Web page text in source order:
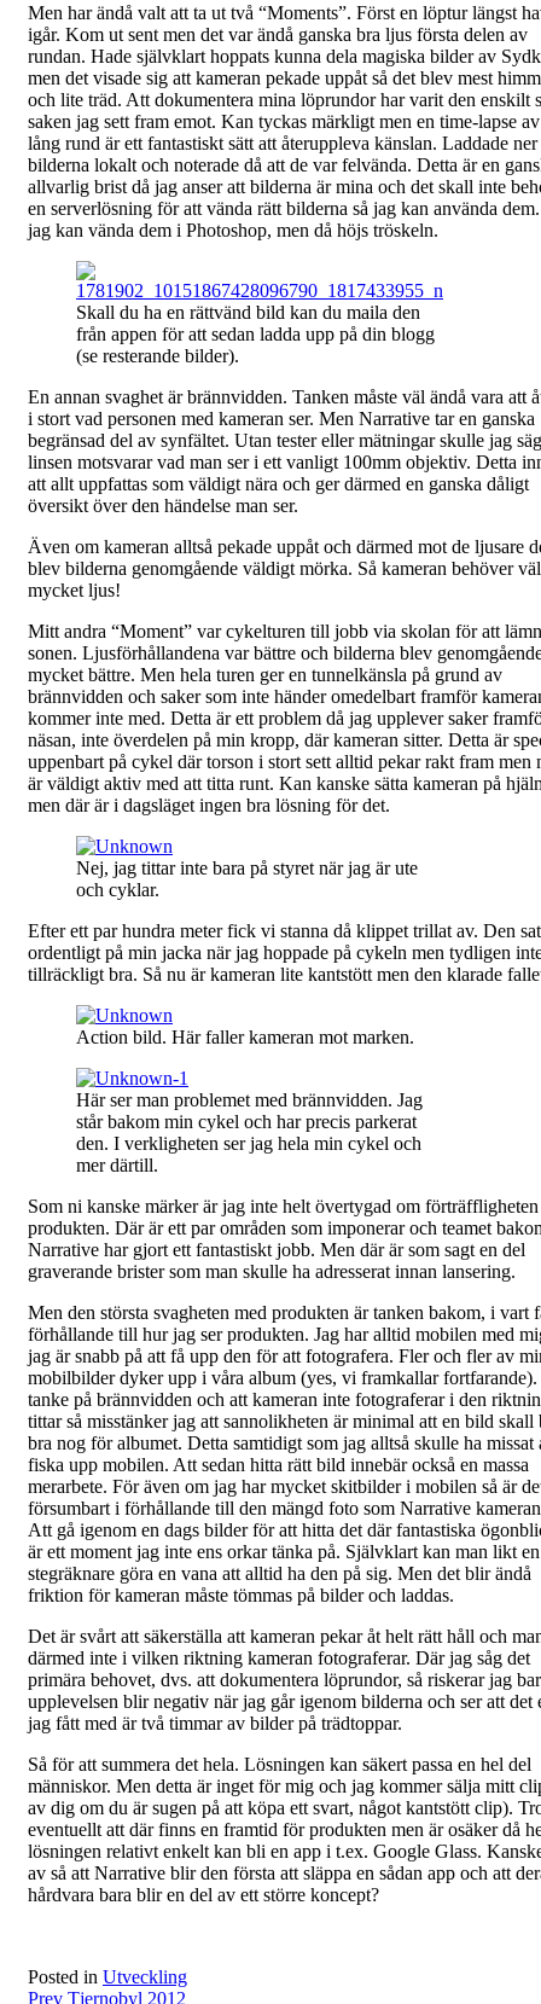
Men har ändå valt att ta ut två “Moments”. Först en löptur längst
igår. Kom ut sent men det var ändå ganska bra ljus första delen av
rundan. Hade självklart hoppats kunna dela magiska bilder av
men det visade sig att kameran pekade uppåt så det blev mest
och lite träd. Att dokumentera mina löprundor har varit den enskilt
saken jag sett fram emot. Kan tyckas märkligt men en time-lapse
lång rund är ett fantastiskt sätt att återuppleva känslan. Laddade ner
bilderna lokalt och noterade då att de var felvända. Detta är en
allvarlig brist då jag anser att bilderna är mina och det skall inte
en serverlösning för att vända rätt bilderna så jag kan använda
jag kan vända dem i Photoshop, men då höjs tröskeln.
Skall du ha en rättvänd bild kan du maila den
från appen för att sedan ladda upp på din blogg
(se resterande bilder).
En annan svaghet är brännvidden. Tanken måste väl ändå vara att
i stort vad personen med kameran ser. Men Narrative tar en ganska
begränsad del av synfältet. Utan tester eller mätningar skulle jag
linsen motsvarar vad man ser i ett vanligt 100mm objektiv. Detta
att allt uppfattas som väldigt nära och ger därmed en ganska dåligt
översikt över den händelse man ser.
Även om kameran alltså pekade uppåt och därmed mot de ljusare
blev bilderna genomgående väldigt mörka. Så kameran behöver
mycket ljus!
Mitt andra “Moment” var cykelturen till jobb via skolan för att
sonen. Ljusförhållandena var bättre och bilderna blev
mycket bättre. Men hela turen ger en tunnelkänsla på grund av
brännvidden och saker som inte händer omedelbart framför
kommer inte med. Detta är ett problem då jag upplever saker
näsan, inte överdelen på min kropp, där kameran sitter. Detta är
uppenbart på cykel där torson i stort sett alltid pekar rakt fram men
är väldigt aktiv med att titta runt. Kan kanske sätta kameran på
men där är i dagsläget ingen bra lösning för det.
Nej, jag tittar inte bara på styret när jag är ute
och cyklar.
Efter ett par hundra meter fick vi stanna då klippet trillat av. Den
ordentligt på min jacka när jag hoppade på cykeln men tydligen
tillräckligt bra. Så nu är kameran lite kantstött men den klarade
Action bild. Här faller kameran mot marken.
Här ser man problemet med brännvidden. Jag
står bakom min cykel och har precis parkerat
den. I verkligheten ser jag hela min cykel och
mer därtill.
Som ni kanske märker är jag inte helt övertygad om
produkten. Där är ett par områden som imponerar och teamet
Narrative har gjort ett fantastiskt jobb. Men där är som sagt en del
graverande brister som man skulle ha adresserat innan lansering.
Men den största svagheten med produkten är tanken bakom, i vart
förhållande till hur jag ser produkten. Jag har alltid mobilen med
jag är snabb på att få upp den för att fotografera. Fler och fler av
mobilbilder dyker upp i våra album (yes, vi framkallar
tanke på brännvidden och att kameran inte fotograferar i den
tittar så misstänker jag att sannolikheten är minimal att en bild skall
bra nog för albumet. Detta samtidigt som jag alltså skulle ha missat
fiska upp mobilen. Att sedan hitta rätt bild innebär också en massa
merarbete. För även om jag har mycket skitbilder i mobilen så är
försumbart i förhållande till den mängd foto som Narrative
Att gå igenom en dags bilder för att hitta det där fantastiska
är ett moment jag inte ens orkar tänka på. Självklart kan man likt en
stegräknare göra en vana att alltid ha den på sig. Men det blir ändå
friktion för kameran måste tömmas på bilder och laddas.
Det är svårt att säkerställa att kameran pekar åt helt rätt håll och
därmed inte i vilken riktning kameran fotograferar. Där jag såg det
primära behovet, dvs. att dokumentera löprundor, så riskerar jag
upplevelsen blir negativ när jag går igenom bilderna och ser att det
jag fått med är två timmar av bilder på trädtoppar.
Så för att summera det hela. Lösningen kan säkert passa en hel del
människor. Men detta är inget för mig och jag kommer sälja mitt
av dig om du är sugen på att köpa ett svart, något kantstött clip).
eventuellt att där finns en framtid för produkten men är osäker då
lösningen relativt enkelt kan bli en app i t.ex. Google Glass.
av så att Narrative blir den första att släppa en sådan app och att
hårdvara bara blir en del av ett större koncept?
Posted in Utveckling
Prev Tjernobyl 2012